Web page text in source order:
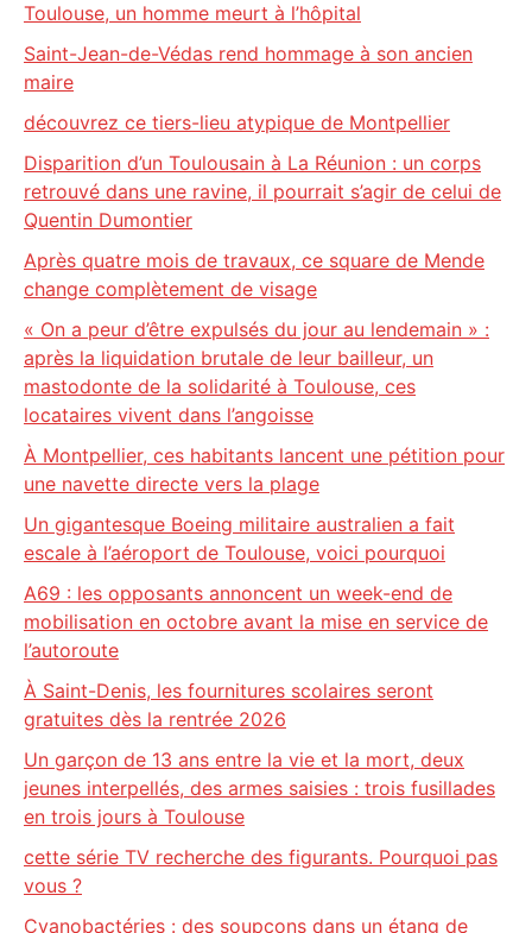
Toulouse, un homme meurt à l’hôpital
Saint-Jean-de-Védas rend hommage à son ancien
maire
découvrez ce tiers-lieu atypique de Montpellier
Disparition d’un Toulousain à La Réunion : un corps
retrouvé dans une ravine, il pourrait s’agir de celui de
Quentin Dumontier
Après quatre mois de travaux, ce square de Mende
change complètement de visage
« On a peur d’être expulsés du jour au lendemain » :
après la liquidation brutale de leur bailleur, un
mastodonte de la solidarité à Toulouse, ces
locataires vivent dans l’angoisse
À Montpellier, ces habitants lancent une pétition pour
une navette directe vers la plage
Un gigantesque Boeing militaire australien a fait
escale à l’aéroport de Toulouse, voici pourquoi
A69 : les opposants annoncent un week-end de
mobilisation en octobre avant la mise en service de
l’autoroute
À Saint-Denis, les fournitures scolaires seront
gratuites dès la rentrée 2026
Un garçon de 13 ans entre la vie et la mort, deux
jeunes interpellés, des armes saisies : trois fusillades
en trois jours à Toulouse
cette série TV recherche des figurants. Pourquoi pas
vous ?
Cyanobactéries : des soupçons dans un étang de